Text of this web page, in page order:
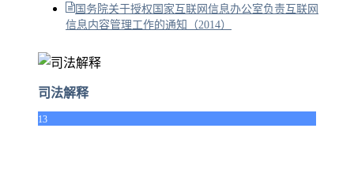
国务院关于授权国家互联网信息办公室负责互联网
信息内容管理工作的通知（2014）
司法解释
13